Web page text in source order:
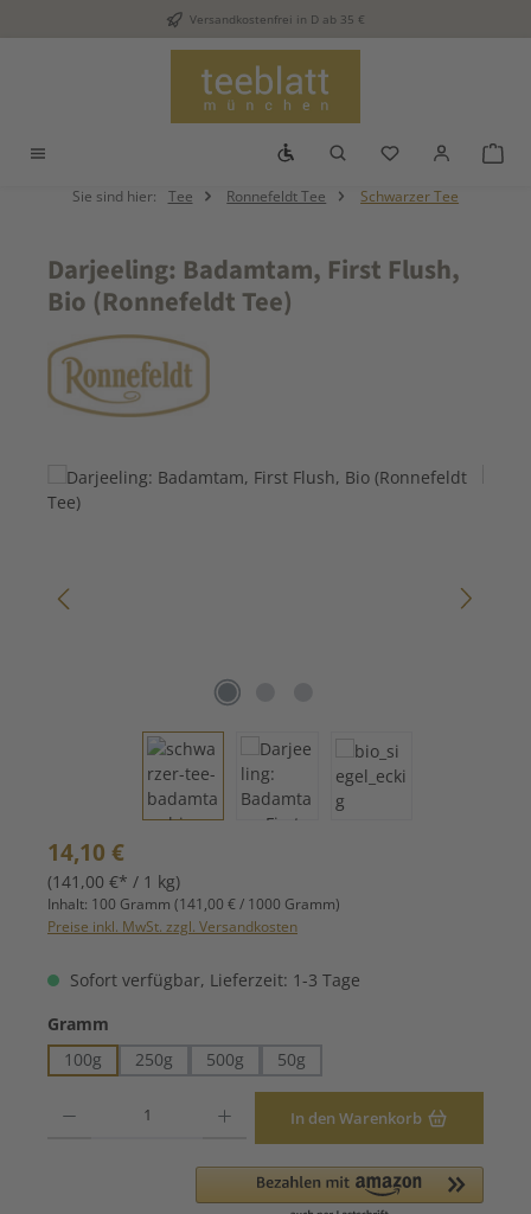
Zum Hauptinhalt springenVersandkostenfrei in D ab 35 €
Werkzeugleiste anzeigen
Du hast 0
Sie sind hier: Tee Ronnefeldt Tee Schwarzer Tee
Darjeeling: Badamtam, First Flush,
Bio (Ronnefeldt Tee)
Bildergalerie überspringen
Regulärer Preis:
14,10 €
(141,00 €* / 1 kg)
Inhalt: 100 Gramm (141,00 € / 1000 Gramm)
Preise inkl. MwSt. zzgl. Versandkosten
Sofort verfügbar, Lieferzeit: 1-3 Tage
Gramm
100g
250g 500g 50g
In den Warenkorb